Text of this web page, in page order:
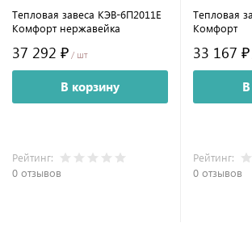
Тепловая завеса КЭВ-6П2011E
Комфорт нержавейка
37 292 ₽ / шт
В корзину
Рейтинг:
0 отзывов
Тепловая
Комфорт
33 167 ₽
Рейтинг:
0 отзывов